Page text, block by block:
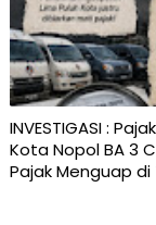
INVESTIGASI :
Kota Nopol BA 3
Pajak Menguap